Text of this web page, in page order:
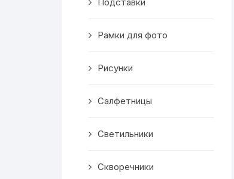
Скворечники
Кормушки
Линейки
Рамки для фото
Рисунки
Салфетницы
Светильники
Скворечники